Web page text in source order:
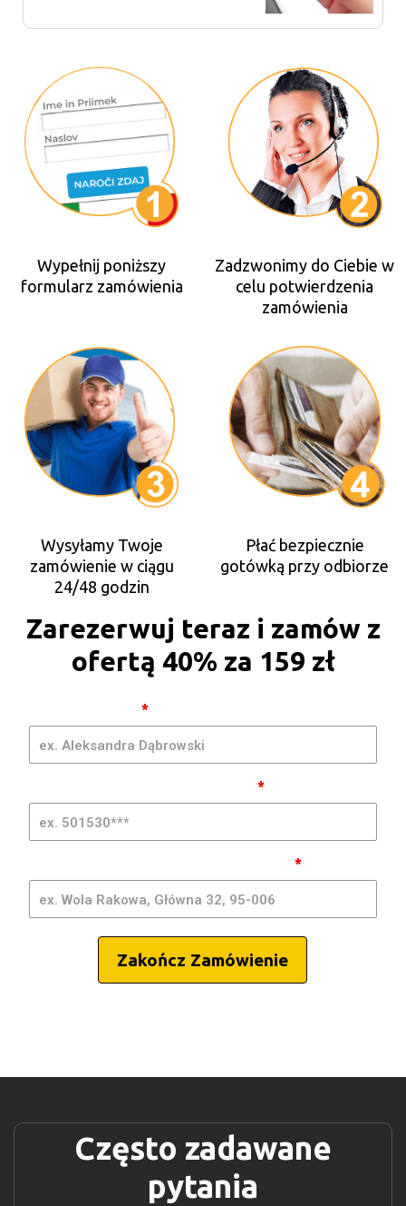
Wypełnij poniższy
formularz zamówienia
Zadzwonimy do Ciebie w
celu potwierdzenia
zamówienia
Wysyłamy Twoje
zamówienie w ciągu
24/48 godzin
Płać bezpiecznie
gotówką przy odbiorze
Zarezerwuj teraz i zamów z
ofertą 40% za 159 zł
Shaver
[PL] -
GpmQMIA
*
*
*
Zakończ Zamówienie
Często zadawane
pytania